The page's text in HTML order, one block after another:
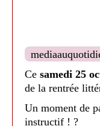
Médiathèque
Ce samedi 25
de la rentrée
Un moment de
instructif ! ?